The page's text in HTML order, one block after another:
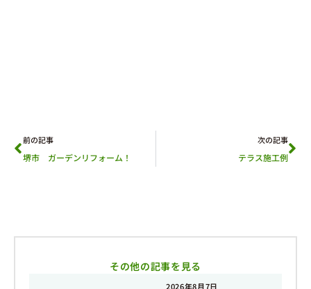
前の記事
堺市 ガーデンリフォーム！
次の記事
テラス施工例
その他の記事を見る
2026年8月7日